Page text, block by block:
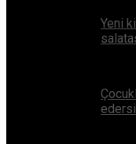
Yeni